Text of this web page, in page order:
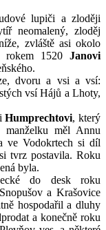
lupiči a zloději
neomalený, zloděj
zvláště asi okolo
rokem 1520 Janovi
dvoru a vsi a vsí:
vsí Hájů a Lhoty,
Humprechtovi, který
manželku měl Annu
ve Vodokrtech si díl
tvrz postavila. Roku
byla.
do desk roku
a Krašovice
hospodařil a dluhy
a konečně roku